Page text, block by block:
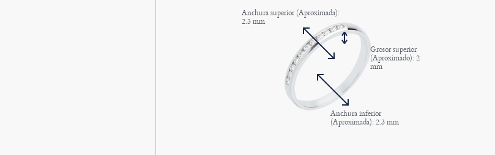
Anchura superior (Aproximada):
2.3 mm
Grosor superior
(Aproximado): 2
mm
Anchura inferior
(Aproximada): 2.3 mm